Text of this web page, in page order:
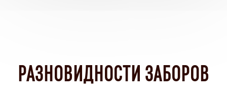
РАЗНОВИДНОСТИ ЗАБОРОВ